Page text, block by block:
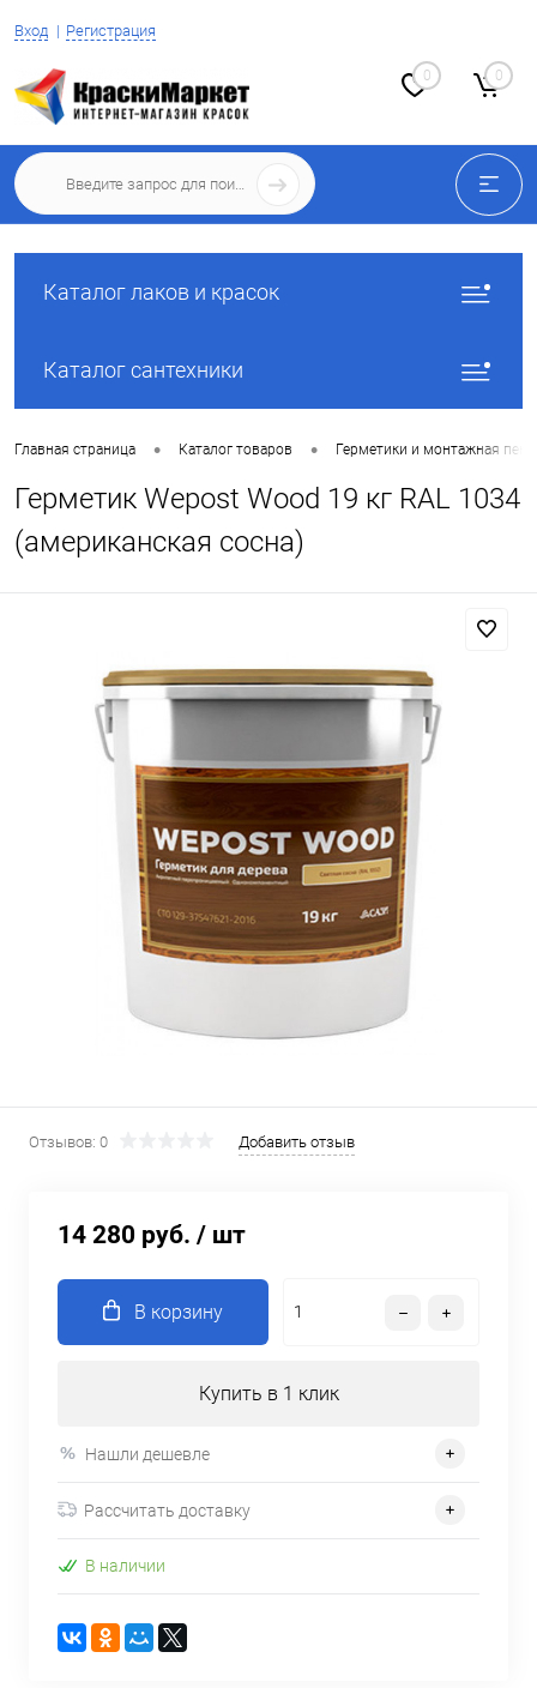
Вход Регистрация
0 0
Каталог лаков и красок
Каталог сантехники
Главная страница • Каталог товаров • Герметики и монтажная пена
Герметик Wepost Wood 19 кг RAL 1034
(американская сосна)
Отзывов: 0 Добавить отзыв
14 280 руб. / шт
В корзину
Купить в 1 клик
Нашли дешевле
Рассчитать доставку
В наличии